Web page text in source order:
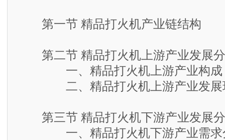
第一节 精品打火机产业链结构
第二节 精品打火机上游产业发展
一、精品打火机上游产业构成
二、精品打火机上游产业发展
第三节 精品打火机下游产业发展
一、精品打火机下游产业需求